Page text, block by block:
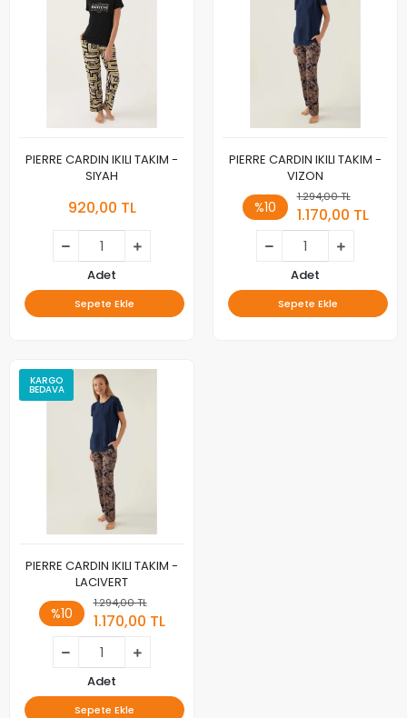
PIERRE CARDIN IKILI TAKIM -
SIYAH
920,00 TL
Adet
Sepete Ekle
PIERRE CARDIN IKILI TAKIM -
VIZON
%10
1.294,00 TL
1.170,00 TL
Adet
Sepete Ekle
KARGO
BEDAVA
PIERRE CARDIN IKILI TAKIM -
LACIVERT
%10
1.294,00 TL
1.170,00 TL
Adet
Sepete Ekle